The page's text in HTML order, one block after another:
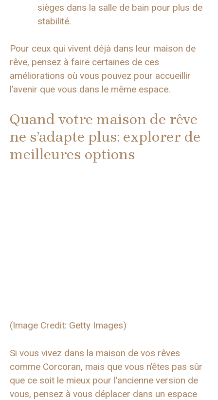
sièges dans la salle de bain pour plus de
stabilité.
Pour ceux qui vivent déjà dans leur maison de
rêve, pensez à faire certaines de ces
améliorations où vous pouvez pour accueillir
l’avenir que vous dans le même espace.
Quand votre maison de rêve
ne s’adapte plus: explorer de
meilleures options
(Image Credit: Getty Images)
Si vous vivez dans la maison de vos rêves
comme Corcoran, mais que vous n’êtes pas sûr
que ce soit le mieux pour l’ancienne version de
vous, pensez à vous déplacer dans un espace